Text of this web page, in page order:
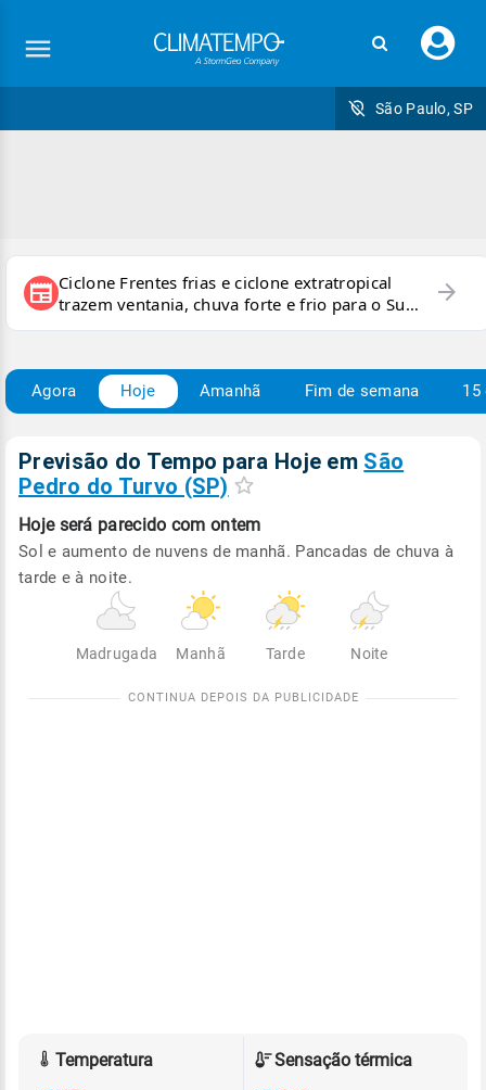
seu
São Paulo, SP
newspaper Ciclone Frentes frias e ciclone extratropical
trazem ventania, chuva forte e frio para o Sul
e Sudeste
arrow_forward
Agora Hoje Amanhã Fim de semana 15
Previsão do Tempo para Hoje em São
Pedro do Turvo (SP)
Hoje será parecido com ontem
Sol e aumento de nuvens de manhã. Pancadas de chuva à
tarde e à noite.
Madrugada Manhã Tarde Noite
Temperatura
Sensação térmica